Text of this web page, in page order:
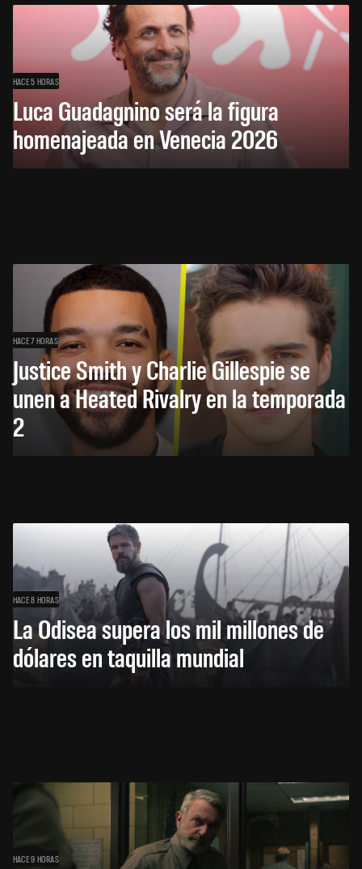
HACE 5 HORAS
Luca Guadagnino será la figura
homenajeada en Venecia 2026
HACE 7 HORAS
Justice Smith y Charlie Gillespie se
unen a Heated Rivalry en la temporada
2
HACE 8 HORAS
La Odisea supera los mil millones de
dólares en taquilla mundial
HACE 9 HORAS